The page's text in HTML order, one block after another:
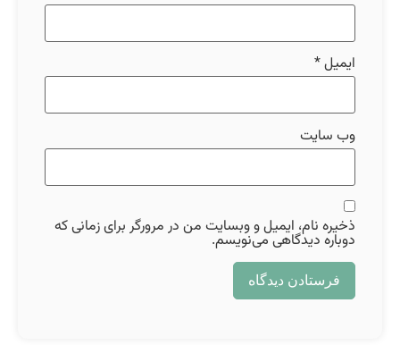
ایمیل*
وب‌ سایت
ذخیره نام، ایمیل و وبسایت من در مرورگر برای زمانی که
دوباره دیدگاهی می‌نویسم.